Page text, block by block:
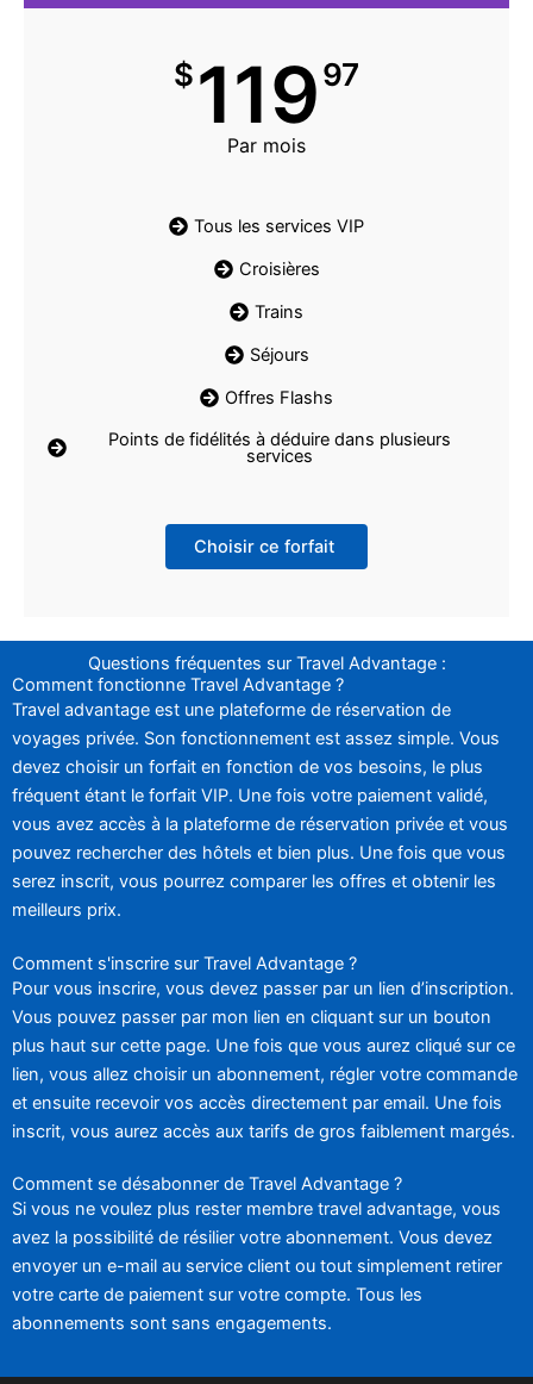
$11997
Par mois
Tous les services VIP
Croisières
Trains
Séjours
Offres Flashs
Points de fidélités à déduire dans plusieurs
services
Choisir ce forfait
Questions fréquentes sur Travel Advantage :
Comment fonctionne Travel Advantage ?
Travel advantage est une plateforme de réservation de
voyages privée. Son fonctionnement est assez simple. Vous
devez choisir un forfait en fonction de vos besoins, le plus
fréquent étant le forfait VIP. Une fois votre paiement validé,
vous avez accès à la plateforme de réservation privée et vous
pouvez rechercher des hôtels et bien plus. Une fois que vous
serez inscrit, vous pourrez comparer les offres et obtenir les
meilleurs prix.
Comment s'inscrire sur Travel Advantage ?
Pour vous inscrire, vous devez passer par un lien d’inscription.
Vous pouvez passer par mon lien en cliquant sur un bouton
plus haut sur cette page. Une fois que vous aurez cliqué sur ce
lien, vous allez choisir un abonnement, régler votre commande
et ensuite recevoir vos accès directement par email. Une fois
inscrit, vous aurez accès aux tarifs de gros faiblement margés.
Comment se désabonner de Travel Advantage ?
Si vous ne voulez plus rester membre travel advantage, vous
avez la possibilité de résilier votre abonnement. Vous devez
envoyer un e-mail au service client ou tout simplement retirer
votre carte de paiement sur votre compte. Tous les
abonnements sont sans engagements.